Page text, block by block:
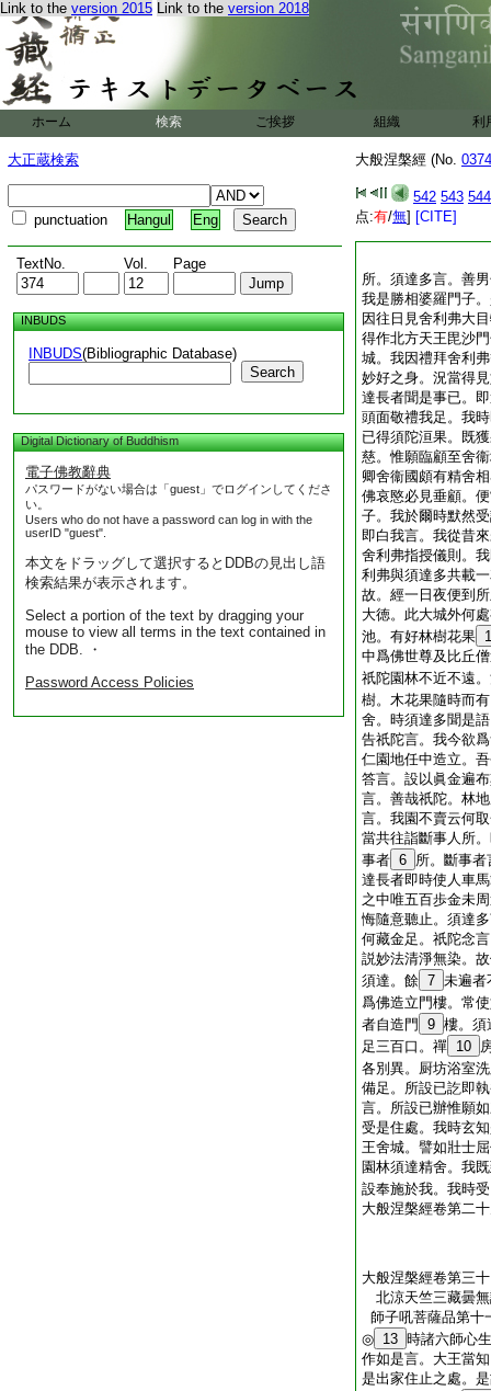
Link to the version 2015 Link to the version 2018
ホーム 検索 ご挨拶 組織 利
大正蔵検索
punctuation Hangul Eng
TextNo. Vol. Page
INBUDS
INBUDS(Bibliographic Database)
Search
Digital Dictionary of Buddhism
電子佛教辭典
パスワードがない場合は「guest」でログインしてくださ
い。
Users who do not have a password can log in with the
userID "guest".
本文をドラッグして選択するとDDBの見出し語
検索結果が表示されます。
Select a portion of the text by dragging your
mouse to view all terms in the text contained in
the DDB. ・
Password Access Policies
大般涅槃經 (No.
542 543 544
点:有/無] [CITE]
所。須達多言。善
我是勝相婆羅門子
因往日見舍利弗大
得作北方天王毘沙
城。我因禮拜舍利
妙好之身。況當得
達長者聞是事已。
頭面敬禮我足。我
已得須陀洹果。既
慈。惟願臨顧至舍
卿舍衞國頗有精舍
佛哀愍必見垂顧。
子。我於爾時默然
即白我言。我從昔
舍利弗指授儀則。
利弗與須達多共載
故。經一日夜便到
大徳。此大城外何
池。有好林樹花果 1
中爲佛世尊及比丘
祇陀園林不近不遠
樹。木花果隨時而
舍。時須達多聞是
告祇陀言。我今欲
仁園地任中造立。
答言。設以眞金遍
言。善哉祇陀。林
言。我園不賣云何
當共往詣斷事人所
事者 6 所。斷事
達長者即時使人車
之中唯五百歩金未
悔隨意聽止。須達
何藏金足。祇陀念
説妙法清淨無染。
須達。餘 7 未遍者
爲佛造立門樓。常
者自造門
9 樓。須
足三百口。禪 10
各別異。厨坊浴室
備足。所設已訖即
言。所設已辦惟願
受是住處。我時玄
王舍城。譬如壯士
園林須達精舍。我
設奉施於我。我時
大般涅槃經卷第二
大般涅槃經卷第三十
北涼天竺三藏曇
師子吼菩薩品第十
◎ 13 時諸六師心
作如是言。大王當
是出家住止之處。